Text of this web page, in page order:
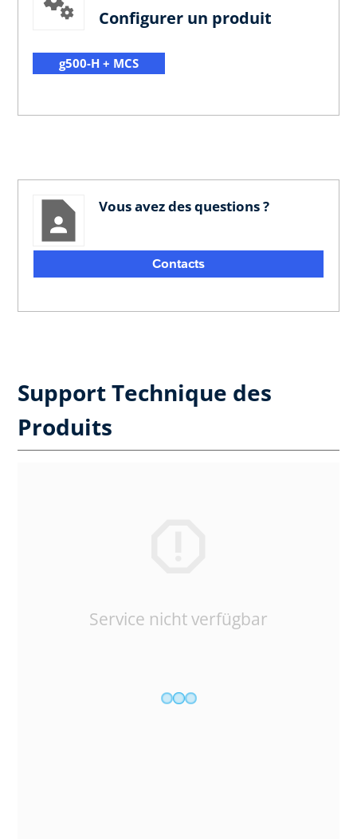
Configurer un produit
g500-H + MCS
Vous avez des questions ?
Contacts
Support Technique des
Produits
Service nicht verfügbar